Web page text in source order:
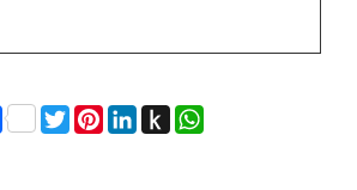
Facebook
Twitter
Pinterest
LinkedIn
Push
to
WhatsApp